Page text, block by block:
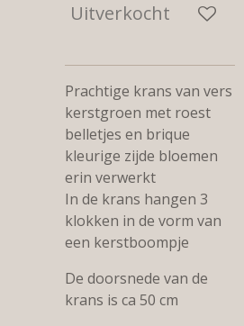
Uitverkocht
Prachtige krans van vers
kerstgroen met roest
belletjes en brique
kleurige zijde bloemen
erin verwerkt
In de krans hangen 3
klokken in de vorm van
een kerstboompje
De doorsnede van de
krans is ca 50 cm